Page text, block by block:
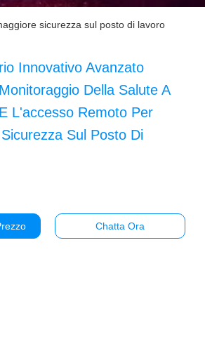
sicurezza sul posto di lavoro
Innovativo Avanzato
Della Salute A
L'accesso Remoto Per
Sul Posto Di
Chatta Ora